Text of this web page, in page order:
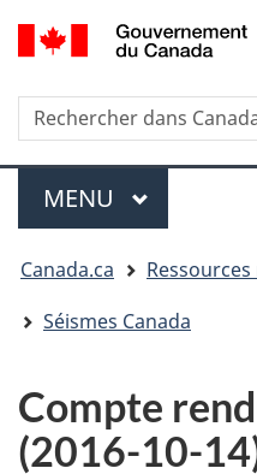
Rechercher
Rechercher
dans
Canada.ca
Menu
MENU PRINCIPAL
êtes
ici
Canada.ca
Séismes Canada
Compte
(2016-10-